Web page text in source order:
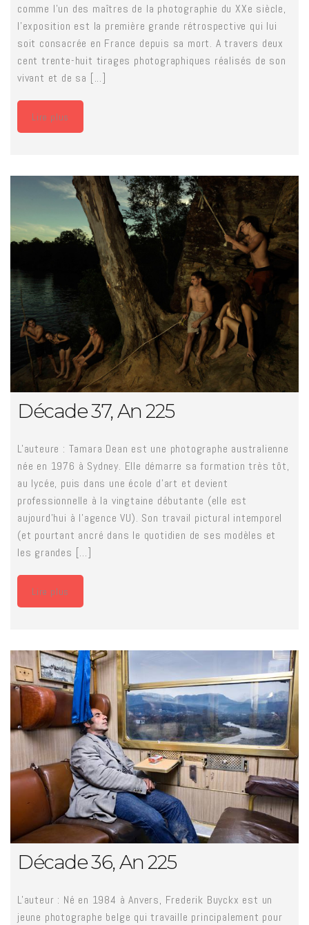
comme l’un des maîtres de la photographie du XXe siècle,
l’exposition est la première grande rétrospective qui lui
soit consacrée en France depuis sa mort. A travers deux
cent trente-huit tirages photographiques réalisés de son
vivant et de sa [...]
Lire plus
Décade 37, An 225
L'auteure : Tamara Dean est une photographe australienne
née en 1976 à Sydney. Elle démarre sa formation très tôt,
au lycée, puis dans une école d'art et devient
professionnelle à la vingtaine débutante (elle est
aujourd'hui à l'agence VU). Son travail pictural intemporel
(et pourtant ancré dans le quotidien de ses modèles et
les grandes [...]
Lire plus
Décade 36, An 225
L'auteur : Né en 1984 à Anvers, Frederik Buyckx est un
jeune photographe belge qui travaille principalement pour